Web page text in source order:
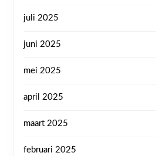
juli 2025
juni 2025
mei 2025
april 2025
maart 2025
februari 2025